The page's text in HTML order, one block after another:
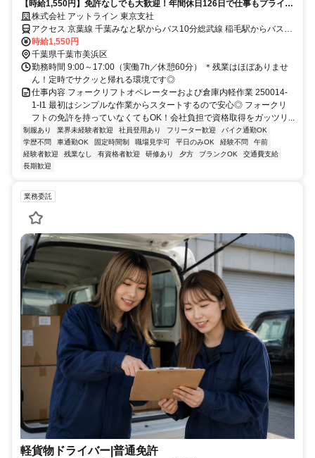
【時給1,550円】免許なしでも大歓迎！年間休日126日で仕事もプライベ
ートも充実◎残業ほぼなしのフォークリフト＆軽作業スタッフ！車通勤
も相談OK♪
株式会社 アットライン 東京支社
アクセス 京葉線 千葉みなと駅からバス10分総武線 稲毛駅からバス20
分
時給1,550円
千葉県千葉市美浜区
勤務時間 9:00～17:00（実働7h／休憩60分） ＊残業はほぼありませ
ん！定時でサクッと帰れる環境です◎
仕事内容 フォークリフトオペレーターおよび倉庫内軽作業 250014-
1-I1 最初はシンプルな作業からスタートするので安心◎ フォークリ
フトの免許を持っていなくてもOK！会社負担で資格取得をガッツリ...
制服あり 業界未経験者歓迎 社員登用あり フリーター歓迎
バイク通勤OK
学歴不問
車通勤OK 固定時間制 職場見学可 平日のみOK 経験不問
午前
経験者歓迎
残業なし 有資格者歓迎 研修あり 夕方 ブランクOK
交通費支給
長期歓迎
業務委託
軽貨物ドライバー|普通免許